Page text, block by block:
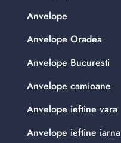
Anvelope
Anvelope Oradea
Anvelope Bucuresti
Anvelope camioane
Anvelope ieftine vara
Anvelope ieftine iarna